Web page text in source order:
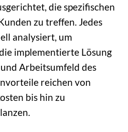
die spezifischen
zu treffen. Jedes
analysiert, um
implementierte Lösung
Arbeitsumfeld des
reichen von
bis hin zu